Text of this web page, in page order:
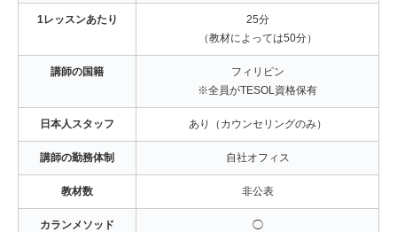
1レッスンあたり
25分
（教材によっては50分）
講師の国籍
フィリピン
※全員がTESOL資格保有
日本人スタッフ あり（カウンセリングのみ）
講師の勤務体制 自社オフィス
教材数 非公表
カランメソッド ◯